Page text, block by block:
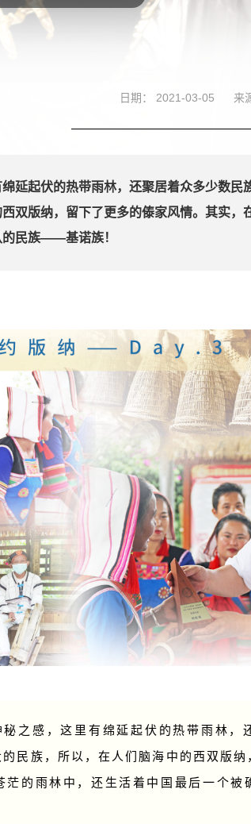
日期： 2021-03-05 来
延起伏的热带雨林，还聚居着众多少数民
双版纳，留下了更多的傣家风情。其实，
的民族——基诺族！
之感，这里有绵延起伏的热带雨林，
民族，所以，在人们脑海中的西双版纳
茫的雨林中，还生活着中国最后一个